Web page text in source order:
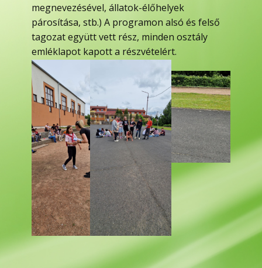
megnevezésével, állatok-élőhelyek
párosítása, stb.) A programon alsó és felső
tagozat együtt vett rész, minden osztály
emléklapot kapott a részvételért.